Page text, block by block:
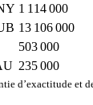
1 114 000
13 106 000
503 000
235 000
d’exactitude